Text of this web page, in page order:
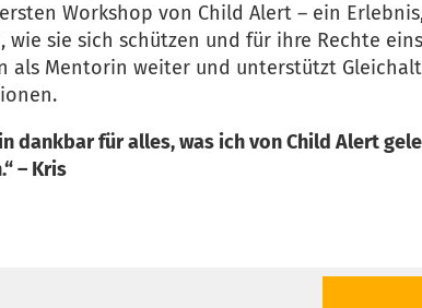
Workshop von Child Alert – ein
wie sie sich schützen und für ihre Rechte
als Mentorin weiter und unterstützt
dankbar für alles, was ich von Child Alert
– Kris